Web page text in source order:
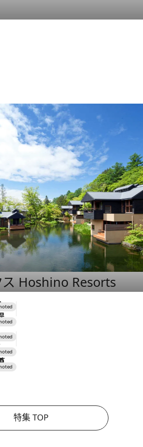
ス Hoshino Resorts
特集 TOP